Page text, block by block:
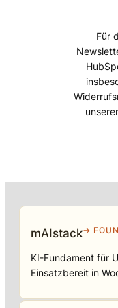
Für
unserer
mAIstack→
KI-Fundament für
Einsatzbereit in